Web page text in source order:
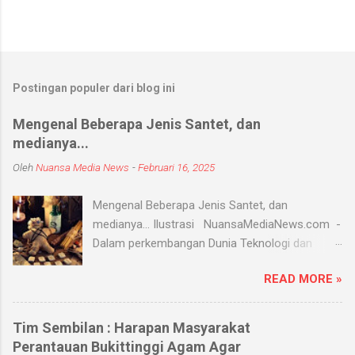
Postingan populer dari blog ini
Mengenal Beberapa Jenis Santet, dan
medianya...
OlehNuansa Media News -Februari 16, 2025
Mengenal Beberapa Jenis Santet, dan
medianya... Ilustrasi NuansaMediaNews.com -
Dalam perkembangan Dunia Teknologi dan
yang hingga saat ini masih ada dan berkembang
di masyarakat. Menurut Kamus Besar Bahasa
Indonesia (KBBI) santet berarti sihir, menyihir.
Ilmu Santet merupakan aliran ilmu hitam yang
READ MORE »
Tim Sembilan : Harapan Masyarakat
Perantauan Bukittinggi Agam Agar